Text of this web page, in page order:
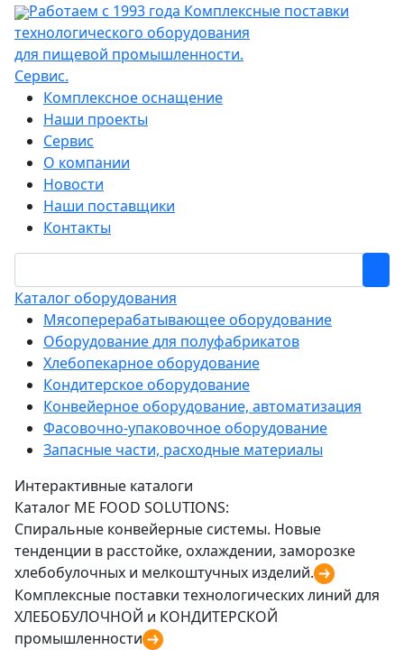
Работаем с 1993 года Комплексные поставки
технологического оборудования
для пищевой промышленности.
Сервис.
Комплексное оснащение
Наши проекты
Сервис
О компании
Новости
Наши поставщики
Контакты
Каталог оборудования
Мясоперерабатывающее оборудование
Оборудование для полуфабрикатов
Хлебопекарное оборудование
Кондитерское оборудование
Конвейерное оборудование, автоматизация
Фасовочно-упаковочное оборудование
Запасные части, расходные материалы
Интерактивные каталоги
Каталог ME FOOD SOLUTIONS:
Спиральные конвейерные системы. Новые
тенденции в расстойке, охлаждении, заморозке
хлебобулочных и мелкоштучных изделий.
Комплексные поставки технологических линий для
ХЛЕБОБУЛОЧНОЙ и КОНДИТЕРСКОЙ
промышленности